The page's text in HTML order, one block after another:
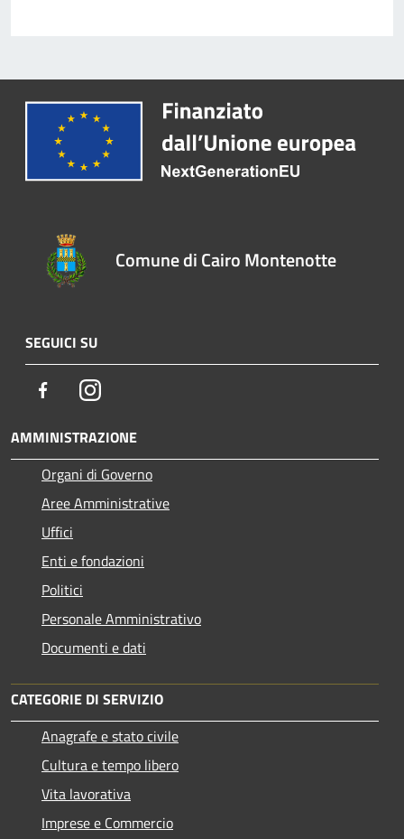
Comune di Cairo Montenotte
SEGUICI SU
FacebookInstagram
AMMINISTRAZIONE
Organi di Governo
Aree Amministrative
Uffici
Enti e fondazioni
Politici
Personale Amministrativo
Documenti e dati
CATEGORIE DI SERVIZIO
Anagrafe e stato civile
Cultura e tempo libero
Vita lavorativa
Imprese e Commercio